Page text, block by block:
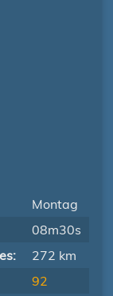
Montag
08m30s
272 km
92